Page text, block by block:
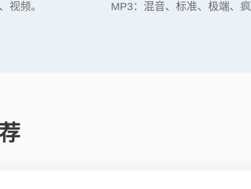
视频。
MP3：混音、标准、极端、